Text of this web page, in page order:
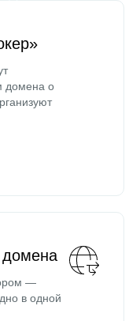
домена о
домена
—
в одной